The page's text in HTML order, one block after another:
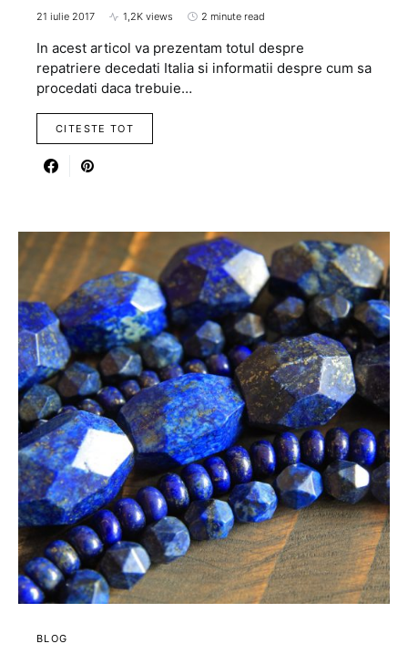
21 iulie 2017 1,2K views 2 minute read
In acest articol va prezentam totul despre
repatriere decedati Italia si informatii despre cum sa
procedati daca trebuie…
CITESTE TOT
BLOG